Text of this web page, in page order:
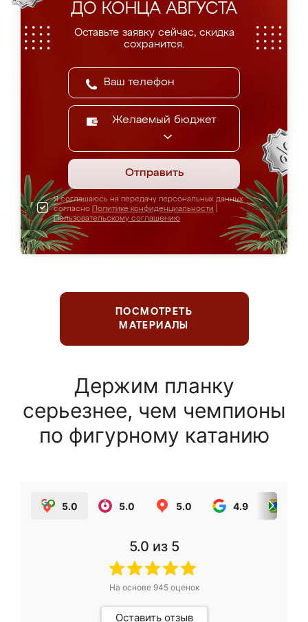
ДО КОНЦА АВГУСТА
Оставьте заявку сейчас, скидка
сохранится.
Желаемый бюджет
Отправить
Я соглашаюсь на передачу персональных данных
согласно Политике конфиденциальности
Пользовательскому соглашению
ПОСМОТРЕТЬ
МАТЕРИАЛЫ
Держим планку
серьезнее, чем чемпионы
по фигурному катанию
5.0 5.0 5.0 4.9
5.0 из 5
На основе 945оценок
Оставить отзыв